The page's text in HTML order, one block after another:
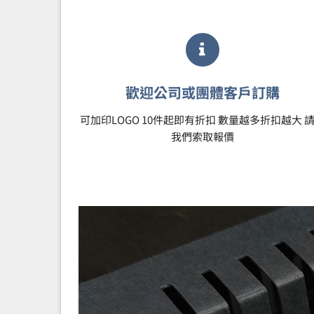
歡迎公司或團體客戶訂購
可加印LOGO 10件起即有折扣 數量越多折扣越大
我們索取報價